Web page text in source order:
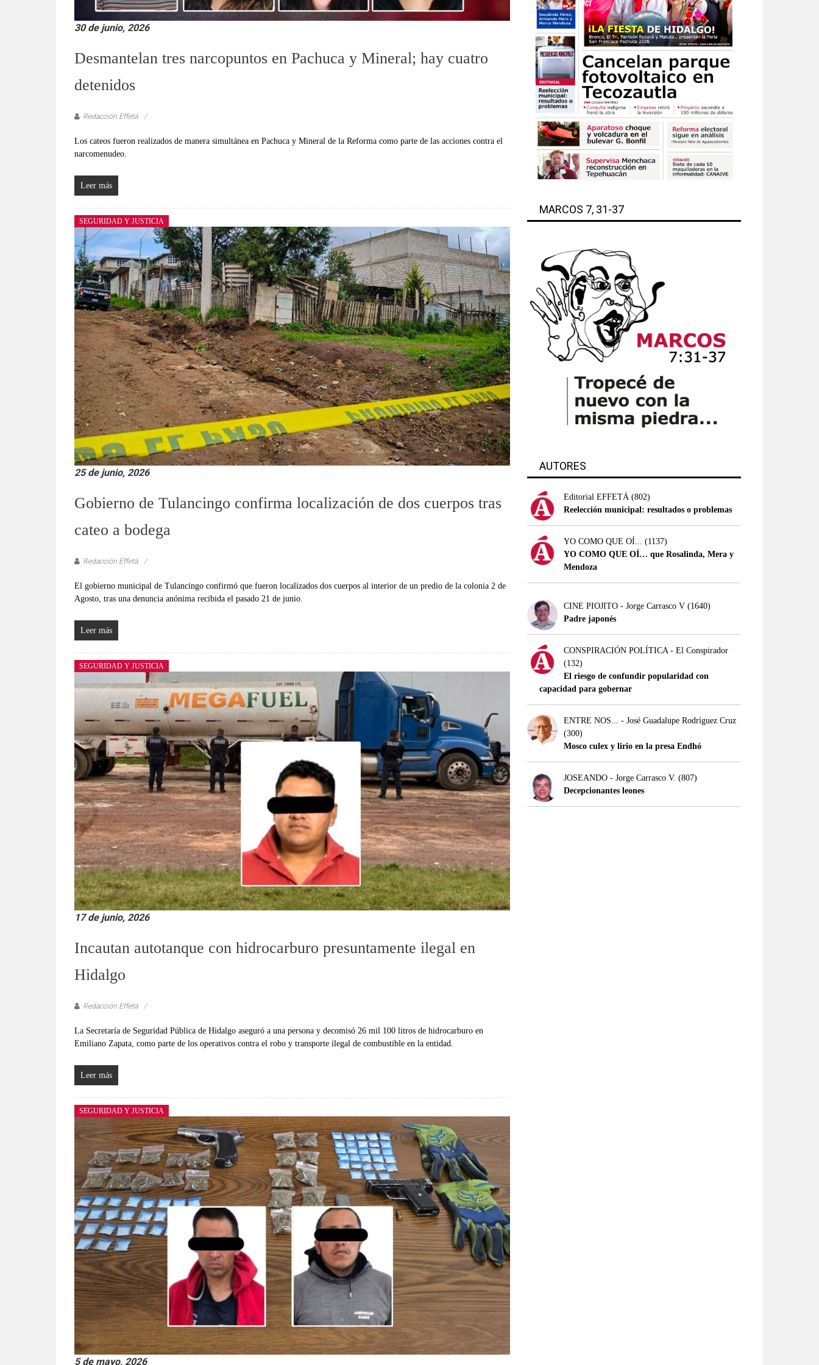
30 de junio, 2026
Desmantelan tres narcopuntos en Pachuca y Mineral; hay cuatro
detenidos
Redacción Effetá
Los cateos fueron realizados de manera simultánea en Pachuca y Mineral de la Reforma como parte de las acciones contra el
narcomenudeo.
Leer más
SEGURIDAD Y JUSTICIA
25 de junio, 2026
Gobierno de Tulancingo confirma localización de dos cuerpos tras
cateo a bodega
Redacción Effetá
El gobierno municipal de Tulancingo confirmó que fueron localizados dos cuerpos al interior de un predio de la colonia 2 de
Agosto, tras una denuncia anónima recibida el pasado 21 de junio.
Leer más
SEGURIDAD Y JUSTICIA
17 de junio, 2026
Incautan autotanque con hidrocarburo presuntamente ilegal en
Hidalgo
Redacción Effetá
La Secretaría de Seguridad Pública de Hidalgo aseguró a una persona y decomisó 26 mil 100 litros de hidrocarburo en
Emiliano Zapata, como parte de los operativos contra el robo y transporte ilegal de combustible en la entidad.
Leer más
SEGURIDAD Y JUSTICIA
5 de mayo, 2026
MARCOS 7, 31-37
AUTORES
Editorial EFFETÁ (802)
Reelección municipal: resultados o problemas
YO COMO QUE OÍ... (1137)
YO COMO QUE OÍ… que Rosalinda, Mera y
Mendoza
CINE PIOJITO - Jorge Carrasco V (1640)
Padre japonés
CONSPIRACIÓN POLÍTICA - El Conspirador
(132)
El riesgo de confundir popularidad con
capacidad para gobernar
ENTRE NOS... - José Guadalupe Rodríguez Cruz
(300)
Mosco culex y lirio en la presa Endhó
JOSEANDO - Jorge Carrasco V. (807)
Decepcionantes leones